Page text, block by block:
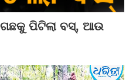
ଗଛକୁ ପିଟିଲା ବସ୍‌, ଆଉ